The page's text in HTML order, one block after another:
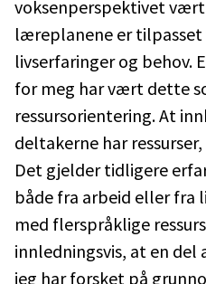
voksenperspektivet
læreplanene er tilpasset
livserfaringer og behov.
for meg har vært dette
ressursorientering. At
deltakerne har
Det gjelder tidligere
både fra arbeid eller fra
med flerspråklige
innledningsvis, at en del
jeg har forsket på